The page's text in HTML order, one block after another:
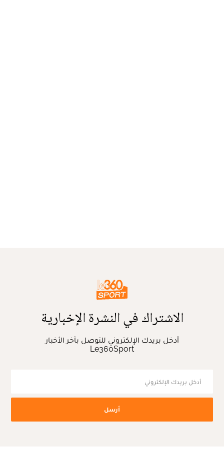
الاشتراك في النشرة الإخبارية
أدخل بريدك الإلكتروني للتوصل بآخر الأخبار
Le360Sport
أرسل